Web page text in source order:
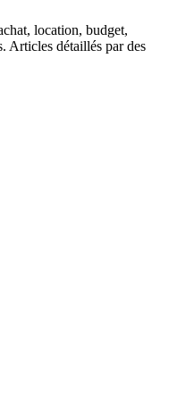
location, budget,
Articles détaillés par des